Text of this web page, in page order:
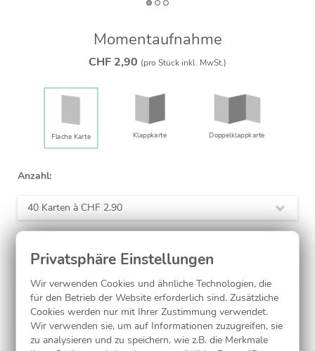
Momentaufnahme
CHF 2,90 (pro Stück inkl. MwSt.)
Flache Karte Klappkarte Doppelklapp­karte
Anzahl:
40 Karten à CHF 2.90
Laminierung:
ohne(inkl.)
Wir verwenden Cookies und ähnliche Technologien, die
für den Betrieb der Website erforderlich sind. Zusätzliche
Cookies werden nur mit Ihrer Zustimmung verwendet.
Wir verwenden sie, um auf Informationen zuzugreifen, sie
zu analysieren und zu speichern, wie z.B. die Merkmale